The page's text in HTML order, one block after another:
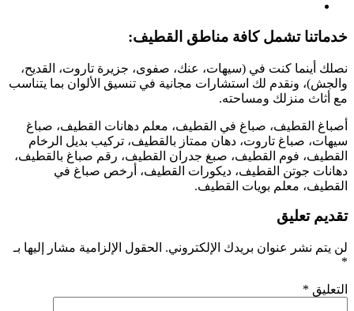
خدماتنا تشمل كافة مناطق القطيف:
​نصلك أينما كنت في (سيهات، عنك، صفوى، جزيرة تاروت، القديح،
والجش)، ونقدم لك استشارات مجانية في تنسيق الألوان بما يتناسب
مع أثاث منزلك ومساحته.
​أصباغ القطيف، صباغ في القطيف، معلم دهانات القطيف، صباغ
سيهات، صباغ تاروت، دهان ممتاز بالقطيف، تركيب بديل الرخام
القطيف، فوم القطيف، صبغ جدران القطيف، رقم صباغ بالقطيف،
دهانات جوتن القطيف، ديكورات القطيف، أرخص صباغ في
القطيف، معلم بويات القطيف.
تقديم تعليق
لن يتم نشر عنوان بريدك الإلكتروني. الحقول الإلزامية مشار إليها بـ
*
التعليق *